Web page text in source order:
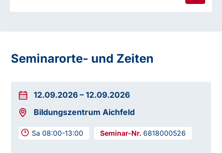
Seminarorte- und Zeiten
12.09.2026 –12.09.2026
Bildungszentrum Aichfeld
Sa 08:00-13:00 6818000526